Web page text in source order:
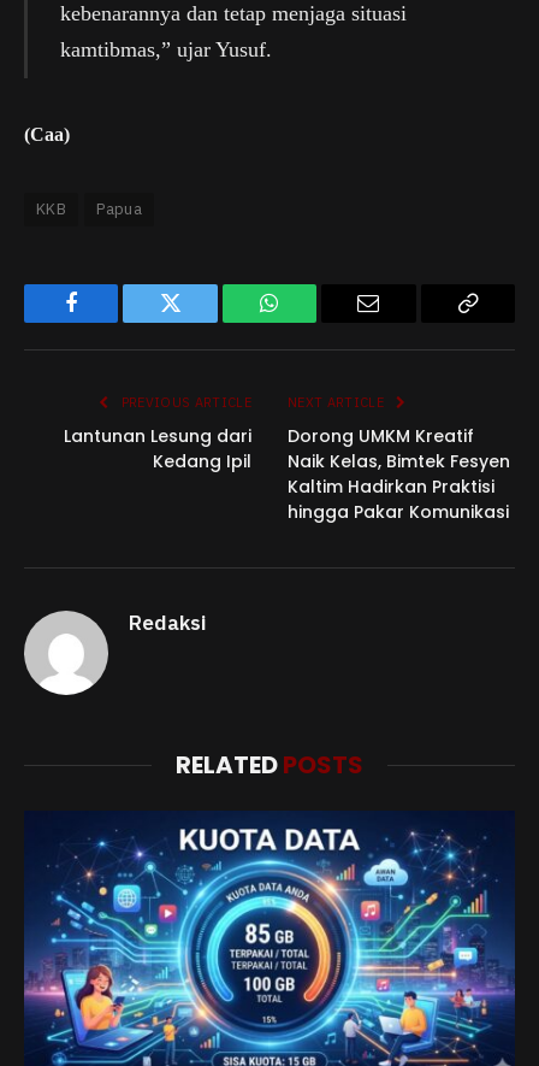
kebenarannya dan tetap menjaga situasi
kamtibmas,” ujar Yusuf.
(Caa)
KKB Papua
Facebook Twitter WhatsApp
PREVIOUS ARTICLE
Lantunan Lesung dari
Kedang Ipil
NEXT ARTICLE
Dorong UMKM Kreatif
Naik Kelas, Bimtek Fesyen
Kaltim Hadirkan Praktisi
hingga Pakar Komunikasi
Redaksi
RELATEDPOSTS